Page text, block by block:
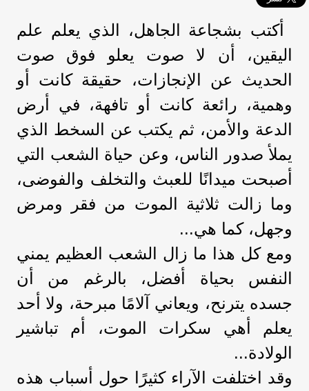
أكتب بشجاعة الجاهل، الذي يعلم علم
اليقين، أن لا صوت يعلو فوق صوت
الحديث عن الإنجازات، حقيقة كانت أو
وهمية، رائعة كانت أو تافهة، في أرض
الدعة والأمن، ثم يكتب عن السخط الذي
يملأ صدور الناس، وعن حياة الشعب التي
أصبحت ميدانًا للعبث والتخلف والفوضى،
وما زالت ثلاثية الموت من فقر ومرض
وجهل، كما هي...
ومع كل هذا ما زال الشعب العظيم يمني
النفس بحياة أفضل، بالرغم من أن
جسده يترنح، ويعاني آلامًا مبرحة، ولا أحد
يعلم أهي سكرات الموت، أم تباشير
الولادة...
وقد اختلفت الآراء كثيرًا حول أسباب هذه